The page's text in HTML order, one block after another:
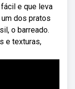
e que leva
dos pratos
o barreado.
e texturas,